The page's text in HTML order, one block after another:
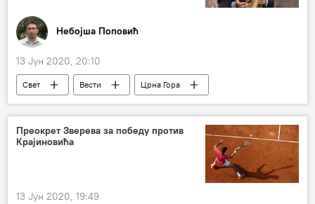
Небојша Поповић
13 Јун 2020, 20:10
Свет Вести
Црна Гора
Његош
Ловћен
манастир
Преокрет Зверева за победу против
Крајиновића
13 Јун 2020, 19:49